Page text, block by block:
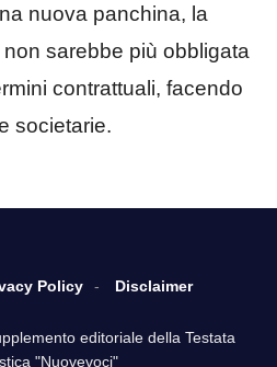
nuova panchina, la
sarebbe più obbligata
contrattuali, facendo
societarie.
Policy Disclaimer
editoriale della Testata
"Nuovevoci"